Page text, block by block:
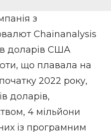
з
Chainanalysis
доларів США
що плавала на
2022 року,
доларів,
4 мільйони
із програмним